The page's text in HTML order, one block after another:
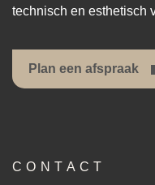
technisch en esthetisch
Plan een afspraak
CONTACT